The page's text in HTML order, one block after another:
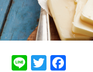
LineTwitter